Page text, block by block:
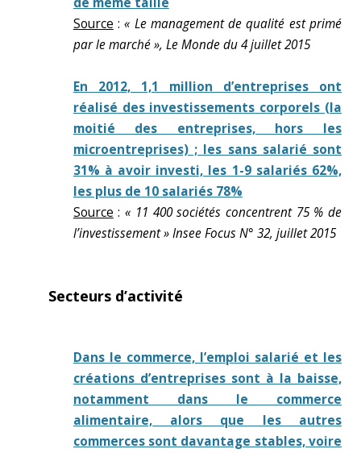
Source :« Le management de qualité est primé
par le marché », Le Monde du 4 juillet 2015
En 2012, 1,1 million d’entreprises ont
réalisé des investissements corporels (la
moitié des entreprises, hors les
microentreprises) ; les sans salarié sont
31% à avoir investi, les 1-9 salariés 62%,
les plus de 10 salariés 78%
Source :« 11 400 sociétés concentrent 75 % de
l’investissement » Insee Focus N° 32, juillet 2015
Secteurs d’activité
Dans le commerce, l’emploi salarié et les
créations d’entreprises sont à la baisse,
notamment dans le commerce
alimentaire, alors que les autres
commerces sont davantage stables, voire